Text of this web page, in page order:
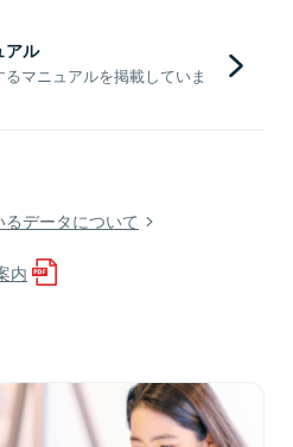
アル
マニュアルを掲載していま
データについて
内